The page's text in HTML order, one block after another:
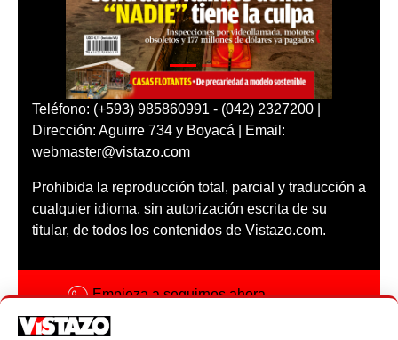
Teléfono: (+593) 985860991 - (042) 2327200 |
Dirección: Aguirre 734 y Boyacá | Email:
webmaster@vistazo.com
Prohibida la reproducción total, parcial y traducción a
cualquier idioma, sin autorización escrita de su
titular, de todos los contenidos de Vistazo.com.
Empieza a seguirnos ahora